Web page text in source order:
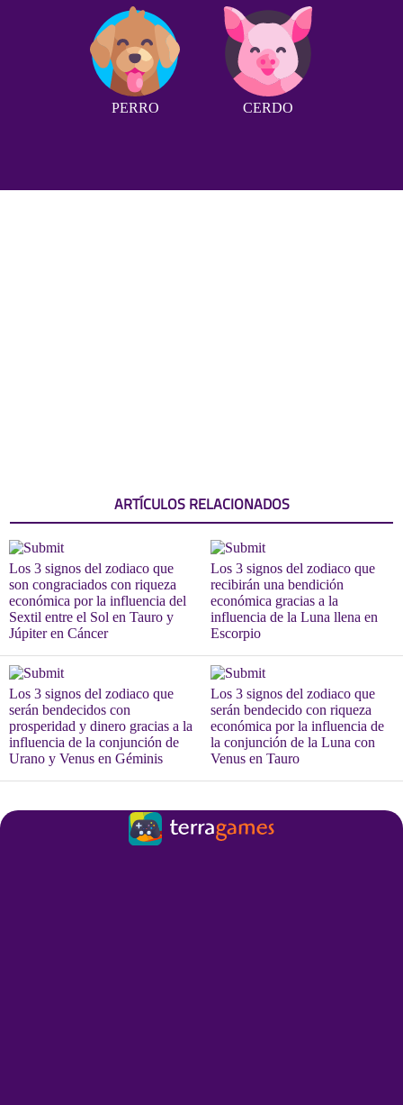
PERRO CERDO
ARTÍCULOS RELACIONADOS
Los 3 signos del zodiaco que
son congraciados con riqueza
económica por la influencia del
Sextil entre el Sol en Tauro y
Júpiter en Cáncer
Los 3 signos del zodiaco que
recibirán una bendición
económica gracias a la
influencia de la Luna llena en
Escorpio
Los 3 signos del zodiaco que
serán bendecidos con
prosperidad y dinero gracias a la
influencia de la conjunción de
Urano y Venus en Géminis
Los 3 signos del zodiaco que
serán bendecido con riqueza
económica por la influencia de
la conjunción de la Luna con
Venus en Tauro